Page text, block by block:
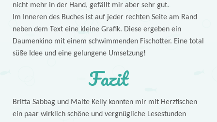
nicht mehr in der Hand, gefällt mir aber sehr gut.
Im Inneren des Buches ist auf jeder rechten Seite am Rand
neben dem Text eine kleine Grafik. Diese ergeben ein
Daumenkino mit einem schwimmenden Fischotter. Eine total
süße Idee und eine gelungene Umsetzung!
Fazit
Britta Sabbag und Maite Kelly konnten mir mit Herzfischen
ein paar wirklich schöne und vergnügliche Lesestunden